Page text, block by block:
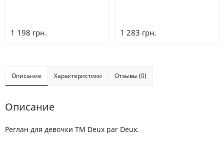
1 198 грн. 1 283 грн.
Описание Характеристики Отзывы (0)
Описание
Реглан для девочки ТМ Deux par Deux.